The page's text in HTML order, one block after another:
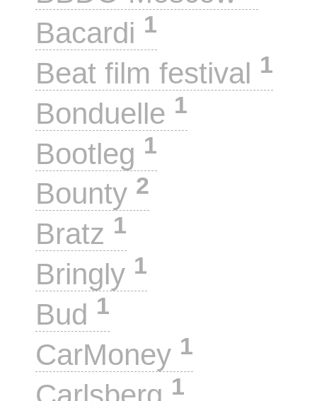
Bacardi 1
Beat film festival 1
Bonduelle 1
Bootleg 1
Bounty 2
Bratz 1
Bringly 1
Bud 1
CarMoney 1
1